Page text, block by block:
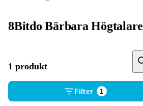
8Bitdo Bärbara Högtalare
1 produkt
Filter 1